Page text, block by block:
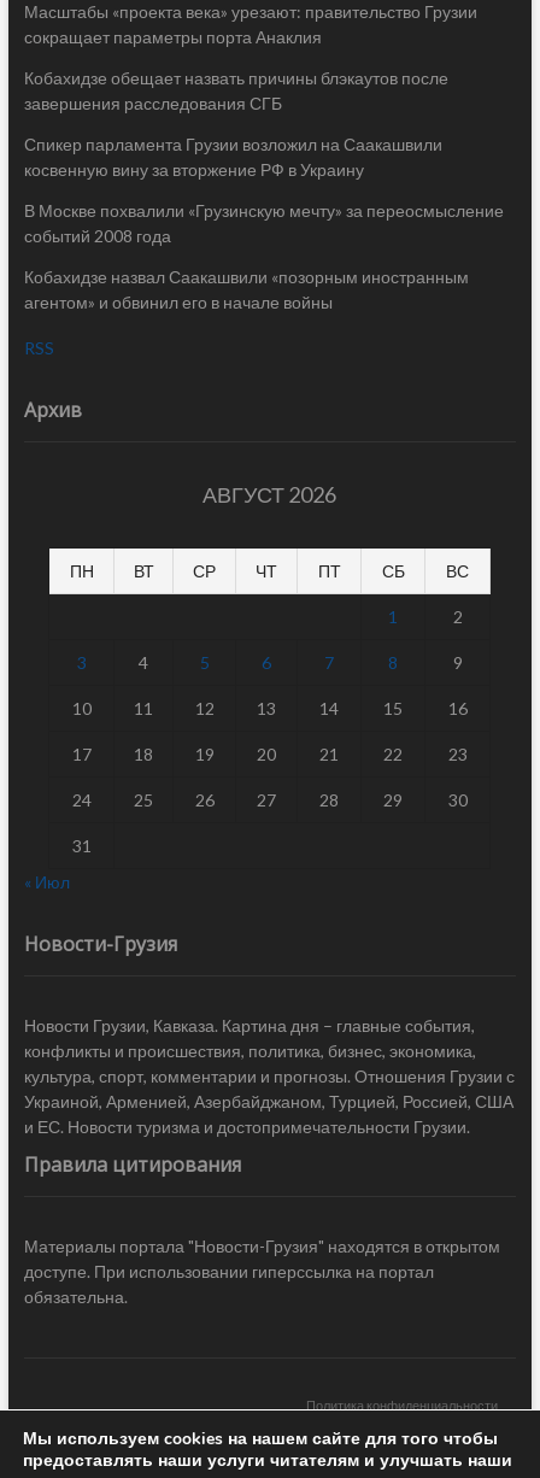
Масштабы «проекта века» урезают: правительство Грузии
сокращает параметры порта Анаклия
Кобахидзе обещает назвать причины блэкаутов после
завершения расследования СГБ
Спикер парламента Грузии возложил на Саакашвили
косвенную вину за вторжение РФ в Украину
В Москве похвалили «Грузинскую мечту» за переосмысление
событий 2008 года
Кобахидзе назвал Саакашвили «позорным иностранным
агентом» и обвинил его в начале войны
RSS
Архив
АВГУСТ 2026
ПН ВТ СР ЧТ ПТ СБ ВС
1 2
3 4 5 6 7 8 9
10 11 12 13 14 15 16
17 18 19 20 21 22 23
24 25 26 27 28 29 30
31
« Июл
Новости-Грузия
Новости Грузии, Кавказа. Картина дня – главные события,
конфликты и происшествия, политика, бизнес, экономика,
культура, спорт, комментарии и прогнозы. Отношения Грузии с
Украиной, Арменией, Азербайджаном, Турцией, Россией, США
и ЕС. Новости туризма и достопримечательности Грузии.
Правила цитирования
Материалы портала "Новости-Грузия" находятся в открытом
доступе. При использовании гиперссылка на портал
обязательна.
Политика конфиденциальности
Новости Грузии| Black Sea Press LTD © 2020 All Rights Reserved /
Мы используем cookies на нашем сайте для того чтобы
предоставлять наши услуги читателям и улучшать наши